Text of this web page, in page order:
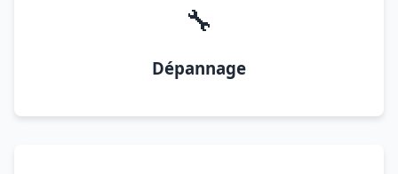
🔧
Dépannage